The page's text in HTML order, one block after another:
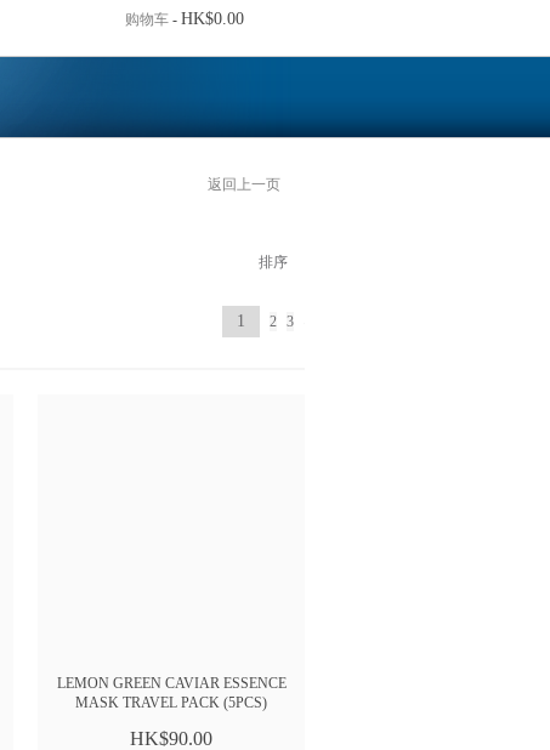
购物车 - HK$0.00
返回上一页
排序
1 2 3
LEMON GREEN CAVIAR ESSENCE
MASK TRAVEL PACK (5PCS)
HK$90.00